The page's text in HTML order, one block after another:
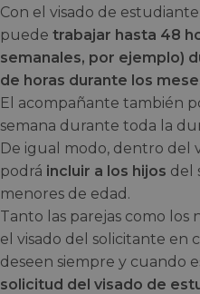
Con el visado de
puede trabajar hasta 48
semanales, por ejemplo)
de horas durante los
El acompañante también
semana durante toda la
De igual modo, dentro del
podrá incluir a los hijos del
menores de edad.
Tanto las parejas como los
el visado del solicitante
deseen siempre y cuando
solicitud del visado de